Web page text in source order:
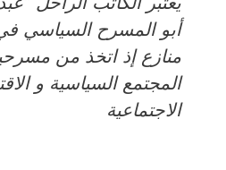
أبو المسرح السياسي
منازع إذ اتخذ من
المجتمع السياسية و
الاجتماعية